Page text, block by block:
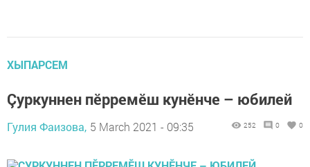
ХЫПАРСЕМ
Çуркуннен пӗрремӗш кунӗнче – юбилей
Гулия Фаизова, 5 March 2021 - 09:35 252 0 0